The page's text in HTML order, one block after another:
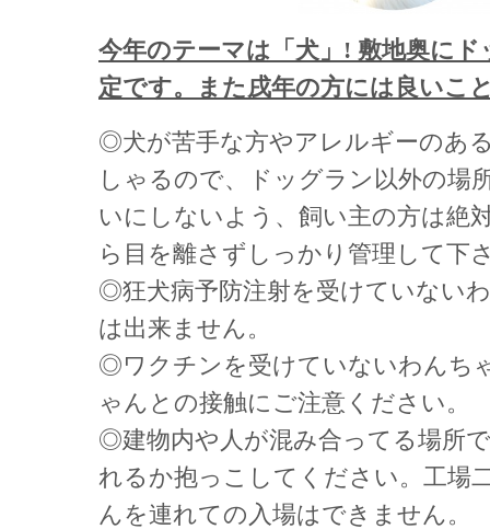
今年のテーマは「犬」! 敷地奥に
定です。また戌年の方には良いこ
◎犬が苦手な方やアレルギーのあ
しゃるので、ドッグラン以外の場
いにしないよう、飼い主の方は絶
ら目を離さずしっかり管理して下
◎狂犬病予防注射を受けていない
は出来ません。
◎ワクチンを受けていないわんち
ゃんとの接触にご注意ください。
◎建物内や人が混み合ってる場所
れるか抱っこしてください。工場
んを連れての入場はできません。